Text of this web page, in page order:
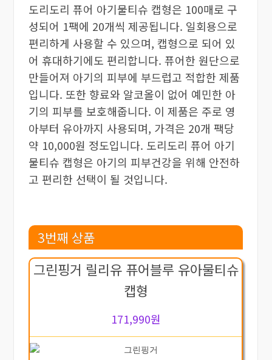
도리도리 퓨어 아기물티슈 캡형은 100매로 구
성되어 1팩에 20개씩 제공됩니다. 일회용으로
편리하게 사용할 수 있으며, 캡형으로 되어 있
어 휴대하기에도 편리합니다. 퓨어한 원단으로
만들어져 아기의 피부에 부드럽고 적합한 제품
입니다. 또한 향료와 알코올이 없어 예민한 아
기의 피부를 보호해줍니다. 이 제품은 주로 영
아부터 유아까지 사용되며, 가격은 20개 팩당
약 10,000원 정도입니다. 도리도리 퓨어 아기
물티슈 캡형은 아기의 피부건강을 위해 안전하
고 편리한 선택이 될 것입니다.
3번째 상품
그린핑거 릴리유 퓨어블루 유아물티슈
캡형
171,990원